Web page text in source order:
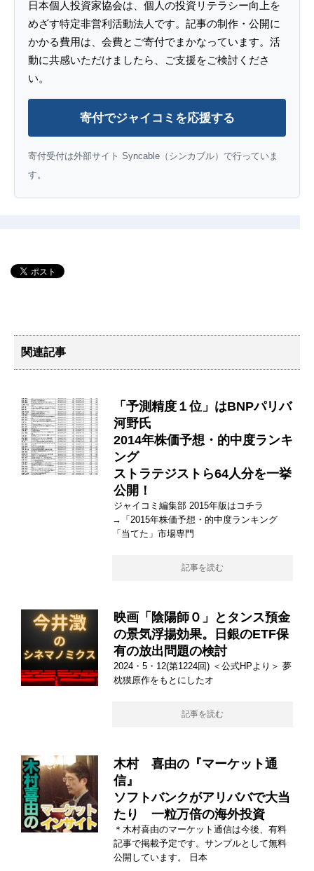
日本個人投資家協会は、個人の投資リテラシー向上を
めざす特定非営利活動法人です。記事の制作・公開に
かかる費用は、会費とご寄付でまかなっています。活
動に共感いただけましたら、ご支援をご検討くださ
い。
寄付でジャイコミを応援する
寄付受付は外部サイト Syncable（シンカブル）で行っていま
す。
関連記事
「予測精度１位」はBNPパリバ
河野氏
2014年株価予想・的中度ランキ
ング
ストラテジストら64人分を一挙
公開！
ジャイコミ編集部 2015年版はコチラ
→「2015年株価予想・的中度ランキング
「当てた」市場専門
記事を読む
映画「陰陽師０」とタンス預金
の景気浮揚効果。日銀のETF保
有の放出問題の検討
2024・5・12(第1224回) ＜公式HPより＞ 夢
枕獏原作をもとにしたオ
記事を読む
木村 喜由の『マーケット通
信』
ソフトバンクがアリババで大当
たり 一粒万倍の海外投資
＊木村喜由のマーケット通信は今後、有料
記事で掲載予定です。サンプルとして無料
公開しています。 日本